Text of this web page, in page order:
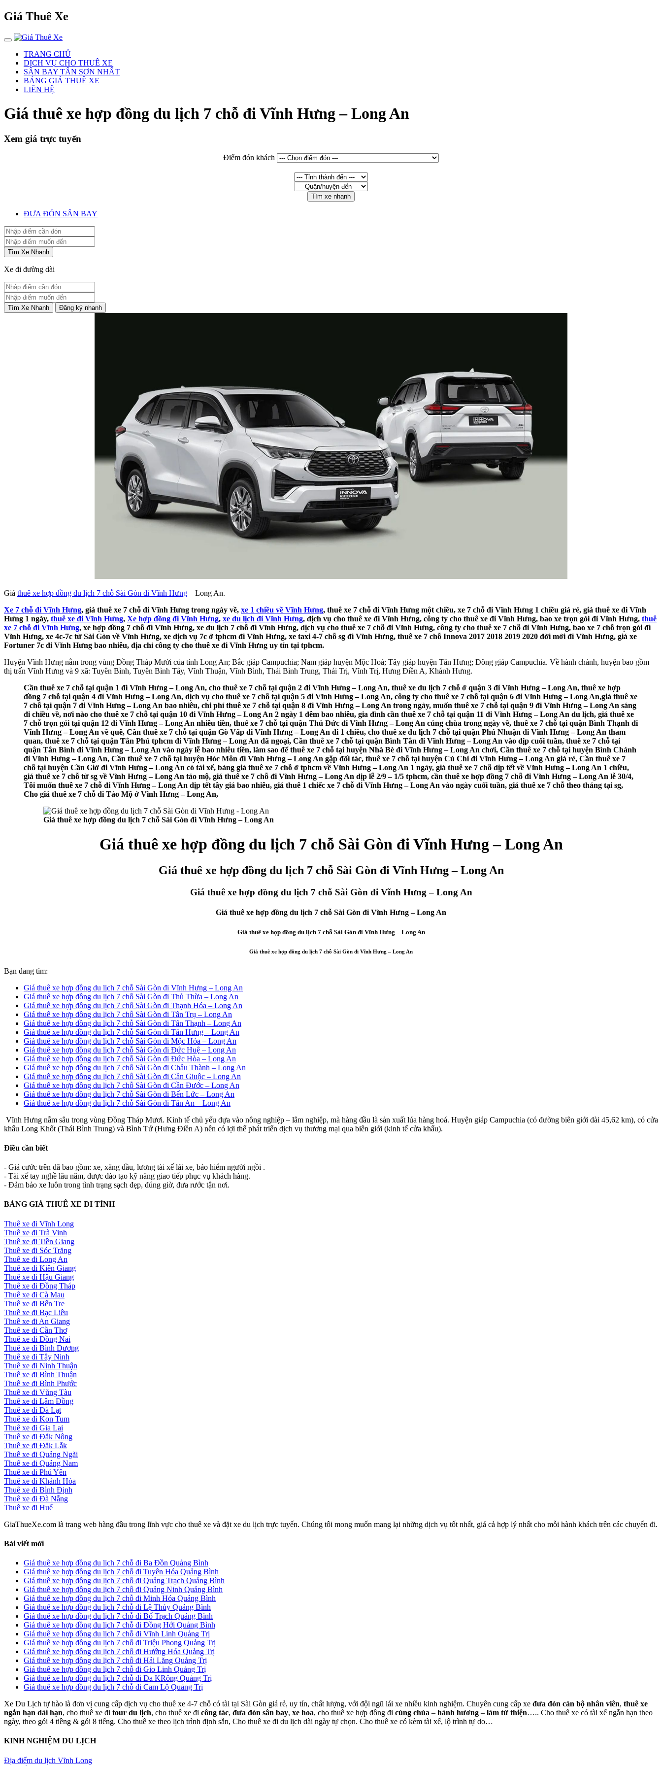
Giá Thuê Xe
TRANG CHỦ
DỊCH VỤ CHO THUÊ XE
SÂN BAY TÂN SƠN NHẤT
BẢNG GIÁ THUÊ XE
LIÊN HỆ
Giá thuê xe hợp đồng du lịch 7 chỗ đi Vĩnh Hưng – Long An
Xem giá trực tuyến
Điểm đón khách
Tìm xe nhanh
ĐƯA ĐÓN SÂN BAY
Tìm Xe Nhanh
Xe đi đường dài
Tìm Xe Nhanh Đăng ký nhanh
Giá thuê xe hợp đồng du lịch 7 chỗ Sài Gòn đi Vĩnh Hưng – Long An.
Xe 7 chỗ đi Vĩnh Hưng, giá thuê xe 7 chỗ đi Vĩnh Hưng trong ngày về, xe 1 chiều về Vĩnh Hưng, thuê xe 7 chỗ đi Vĩnh Hưng một chiều, xe 7 chỗ đi Vĩnh Hưng 1 chiều giá rẻ, giá thuê xe đi Vĩnh
Hưng 1 ngày, thuê xe đi Vĩnh Hưng, Xe hợp đồng đi Vĩnh Hưng, xe du lịch đi Vĩnh Hưng, dịch vụ cho thuê xe đi Vĩnh Hưng, công ty cho thuê xe đi Vĩnh Hưng, bao xe trọn gói đi Vĩnh Hưng, thuê
xe 7 chỗ đi Vĩnh Hưng, xe hợp đồng 7 chỗ đi Vĩnh Hưng, xe du lịch 7 chỗ đi Vĩnh Hưng, dịch vụ cho thuê xe 7 chỗ đi Vĩnh Hưng, công ty cho thuê xe 7 chỗ đi Vĩnh Hưng, bao xe 7 chỗ trọn gói đi
Vĩnh Hưng, xe 4c-7c từ Sài Gòn về Vĩnh Hưng, xe dịch vụ 7c ở tphcm đi Vĩnh Hưng, xe taxi 4-7 chỗ sg đi Vĩnh Hưng, thuê xe 7 chỗ Innova 2017 2018 2019 2020 đời mới đi Vĩnh Hưng, giá xe
Fortuner 7c đi Vĩnh Hưng bao nhiêu, địa chỉ công ty cho thuê xe đi Vĩnh Hưng uy tín tại tphcm.
Huyện Vĩnh Hưng nằm trong vùng Đồng Tháp Mười của tỉnh Long An; Bắc giáp Campuchia; Nam giáp huyện Mộc Hoá; Tây giáp huyện Tân Hưng; Đông giáp Campuchia. Về hành chánh, huyện bao gồm
thị trấn Vĩnh Hưng và 9 xã: Tuyên Bình, Tuyên Bình Tây, Vĩnh Thuận, Vĩnh Bình, Thái Bình Trung, Thái Trị, Vĩnh Trị, Hưng Điền A, Khánh Hưng.
Cần thuê xe 7 chỗ tại quận 1 đi Vĩnh Hưng – Long An, cho thuê xe 7 chỗ tại quận 2 đi Vĩnh Hưng – Long An, thuê xe du lịch 7 chỗ ở quận 3 đi Vĩnh Hưng – Long An, thuê xe hợp
đồng 7 chỗ tại quận 4 đi Vĩnh Hưng – Long An, dịch vụ cho thuê xe 7 chỗ tại quận 5 đi Vĩnh Hưng – Long An, công ty cho thuê xe 7 chỗ tại quận 6 đi Vĩnh Hưng – Long An,giá thuê xe
7 chỗ tại quận 7 đi Vĩnh Hưng – Long An bao nhiêu, chi phí thuê xe 7 chỗ tại quận 8 đi Vĩnh Hưng – Long An trong ngày, muốn thuê xe 7 chỗ tại quận 9 đi Vĩnh Hưng – Long An sáng
đi chiều về, nơi nào cho thuê xe 7 chỗ tại quận 10 đi Vĩnh Hưng – Long An 2 ngày 1 đêm bao nhiêu, gia đình cần thuê xe 7 chỗ tại quận 11 đi Vĩnh Hưng – Long An du lịch, giá thuê xe
7 chỗ trọn gói tại quận 12 đi Vĩnh Hưng – Long An nhiêu tiền, thuê xe 7 chỗ tại quận Thủ Đức đi Vĩnh Hưng – Long An cúng chùa trong ngày về, thuê xe 7 chỗ tại quận Bình Thạnh đi
Vĩnh Hưng – Long An về quê, Cần thuê xe 7 chỗ tại quận Gò Vấp đi Vĩnh Hưng – Long An đi 1 chiều, cho thuê xe du lịch 7 chỗ tại quận Phú Nhuận đi Vĩnh Hưng – Long An tham
quan, thuê xe 7 chỗ tại quận Tân Phú tphcm đi Vĩnh Hưng – Long An dã ngoại, Cần thuê xe 7 chỗ tại quận Bình Tân đi Vĩnh Hưng – Long An vào dịp cuối tuần, thuê xe 7 chỗ tại
quận Tân Bình đi Vĩnh Hưng – Long An vào ngày lễ bao nhiêu tiền, làm sao để thuê xe 7 chỗ tại huyện Nhà Bè đi Vĩnh Hưng – Long An chơi, Cần thuê xe 7 chỗ tại huyện Bình Chánh
đi Vĩnh Hưng – Long An, Cần thuê xe 7 chỗ tại huyện Hóc Môn đi Vĩnh Hưng – Long An gặp đối tác, thuê xe 7 chỗ tại huyện Củ Chi đi Vĩnh Hưng – Long An giá rẻ, Cần thuê xe 7
chỗ tại huyện Cần Giờ đi Vĩnh Hưng – Long An có tài xế, bảng giá thuê xe 7 chỗ ở tphcm về Vĩnh Hưng – Long An 1 ngày, giá thuê xe 7 chỗ dịp tết về Vĩnh Hưng – Long An 1 chiều,
giá thuê xe 7 chỗ từ sg về Vĩnh Hưng – Long An tảo mộ, giá thuê xe 7 chỗ đi Vĩnh Hưng – Long An dịp lễ 2/9 – 1/5 tphcm, cần thuê xe hợp đồng 7 chỗ đi Vĩnh Hưng – Long An lễ 30/4,
Tôi muốn thuê xe 7 chỗ đi Vĩnh Hưng – Long An dịp tết tây giá bao nhiêu, giá thuê 1 chiếc xe 7 chỗ đi Vĩnh Hưng – Long An vào ngày cuối tuần, giá thuê xe 7 chỗ theo tháng tại sg,
Cho giá thuê xe 7 chỗ đi Tảo Mộ ở Vĩnh Hưng – Long An,
Giá thuê xe hợp đồng du lịch 7 chỗ Sài Gòn đi Vĩnh Hưng – Long An
Giá thuê xe hợp đồng du lịch 7 chỗ Sài Gòn đi Vĩnh Hưng – Long An
Giá thuê xe hợp đồng du lịch 7 chỗ Sài Gòn đi Vĩnh Hưng – Long An
Giá thuê xe hợp đồng du lịch 7 chỗ Sài Gòn đi Vĩnh Hưng – Long An
Giá thuê xe hợp đồng du lịch 7 chỗ Sài Gòn đi Vĩnh Hưng – Long An
Giá thuê xe hợp đồng du lịch 7 chỗ Sài Gòn đi Vĩnh Hưng – Long An
Giá thuê xe hợp đồng du lịch 7 chỗ Sài Gòn đi Vĩnh Hưng – Long An
Bạn đang tìm:
Giá thuê xe hợp đồng du lịch 7 chỗ Sài Gòn đi Vĩnh Hưng – Long An
Giá thuê xe hợp đồng du lịch 7 chỗ Sài Gòn đi Thủ Thừa – Long An
Giá thuê xe hợp đồng du lịch 7 chỗ Sài Gòn đi Thạnh Hóa – Long An
Giá thuê xe hợp đồng du lịch 7 chỗ Sài Gòn đi Tân Trụ – Long An
Giá thuê xe hợp đồng du lịch 7 chỗ Sài Gòn đi Tân Thạnh – Long An
Giá thuê xe hợp đồng du lịch 7 chỗ Sài Gòn đi Tân Hưng – Long An
Giá thuê xe hợp đồng du lịch 7 chỗ Sài Gòn đi Mộc Hóa – Long An
Giá thuê xe hợp đồng du lịch 7 chỗ Sài Gòn đi Đức Huệ – Long An
Giá thuê xe hợp đồng du lịch 7 chỗ Sài Gòn đi Đức Hòa – Long An
Giá thuê xe hợp đồng du lịch 7 chỗ Sài Gòn đi Châu Thành – Long An
Giá thuê xe hợp đồng du lịch 7 chỗ Sài Gòn đi Cần Giuộc – Long An
Giá thuê xe hợp đồng du lịch 7 chỗ Sài Gòn đi Cần Đước – Long An
Giá thuê xe hợp đồng du lịch 7 chỗ Sài Gòn đi Bến Lức – Long An
Giá thuê xe hợp đồng du lịch 7 chỗ Sài Gòn đi Tân An – Long An
Vĩnh Hưng nằm sâu trong vùng Đồng Tháp Mươi. Kinh tế chủ yếu dựa vào nông nghiệp – lâm nghiệp, mà hàng đầu là sản xuất lúa hàng hoá. Huyện giáp Campuchia (có đường biên giới dài 45,62 km), có cửa
khẩu Long Khốt (Thái Bình Trung) và Bình Tứ (Hưng Điền A) nên có lợi thế phát triển dịch vụ thương mại qua biên giới (kinh tế cửa khẩu).
Điều cần biết
- Giá cước trên đã bao gồm: xe, xăng dầu, lương tài xế lái xe, bảo hiểm người ngồi .
- Tài xế tay nghề lâu năm, được đào tạo kỹ năng giao tiếp phục vụ khách hàng.
- Đảm bảo xe luôn trong tình trạng sạch đẹp, đúng giờ, đưa rước tận nơi.
BẢNG GIÁ THUÊ XE ĐI TỈNH
Thuê xe đi Vĩnh Long
Thuê xe đi Trà Vinh
Thuê xe đi Tiền Giang
Thuê xe đi Sóc Trăng
Thuê xe đi Long An
Thuê xe đi Kiên Giang
Thuê xe đi Hậu Giang
Thuê xe đi Đồng Tháp
Thuê xe đi Cà Mau
Thuê xe đi Bến Tre
Thuê xe đi Bạc Liêu
Thuê xe đi An Giang
Thuê xe đi Cần Thơ
Thuê xe đi Đồng Nai
Thuê xe đi Bình Dương
Thuê xe đi Tây Ninh
Thuê xe đi Ninh Thuận
Thuê xe đi Bình Thuận
Thuê xe đi Bình Phước
Thuê xe đi Vũng Tàu
Thuê xe đi Lâm Đồng
Thuê xe đi Đà Lạt
Thuê xe đi Kon Tum
Thuê xe đi Gia Lai
Thuê xe đi Đắk Nông
Thuê xe đi Đắk Lắk
Thuê xe đi Quảng Ngãi
Thuê xe đi Quảng Nam
Thuê xe đi Phú Yên
Thuê xe đi Khánh Hòa
Thuê xe đi Bình Định
Thuê xe đi Đà Nẵng
Thuê xe đi Huế
GiaThueXe.com là trang web hàng đầu trong lĩnh vực cho thuê xe và đặt xe du lịch trực tuyến. Chúng tôi mong muốn mang lại những dịch vụ tốt nhất, giá cả hợp lý nhất cho mỗi hành khách trên các chuyến đi.
Bài viết mới
Giá thuê xe hợp đồng du lịch 7 chỗ đi Ba Đồn Quảng Bình
Giá thuê xe hợp đồng du lịch 7 chỗ đi Tuyên Hóa Quảng Bình
Giá thuê xe hợp đồng du lịch 7 chỗ đi Quảng Trạch Quảng Bình
Giá thuê xe hợp đồng du lịch 7 chỗ đi Quảng Ninh Quảng Bình
Giá thuê xe hợp đồng du lịch 7 chỗ đi Minh Hóa Quảng Bình
Giá thuê xe hợp đồng du lịch 7 chỗ đi Lệ Thủy Quảng Bình
Giá thuê xe hợp đồng du lịch 7 chỗ đi Bố Trạch Quảng Bình
Giá thuê xe hợp đồng du lịch 7 chỗ đi Đồng Hới Quảng Bình
Giá thuê xe hợp đồng du lịch 7 chỗ đi Vĩnh Linh Quảng Trị
Giá thuê xe hợp đồng du lịch 7 chỗ đi Triệu Phong Quảng Trị
Giá thuê xe hợp đồng du lịch 7 chỗ đi Hướng Hóa Quảng Trị
Giá thuê xe hợp đồng du lịch 7 chỗ đi Hải Lăng Quảng Trị
Giá thuê xe hợp đồng du lịch 7 chỗ đi Gio Linh Quảng Trị
Giá thuê xe hợp đồng du lịch 7 chỗ đi Đa KRông Quảng Trị
Giá thuê xe hợp đồng du lịch 7 chỗ đi Cam Lộ Quảng Trị
Xe Du Lịch tự hào là đơn vị cung cấp dịch vụ cho thuê xe 4-7 chỗ có tài tại Sài Gòn giá rẻ, uy tín, chất lượng, với đội ngũ lái xe nhiều kinh nghiệm. Chuyên cung cấp xe đưa đón cán bộ nhân viên, thuê xe
ngắn hạn dài hạn, cho thuê xe đi tour du lịch, cho thuê xe đi công tác, đưa đón sân bay, xe hoa, cho thuê xe hợp đồng đi cúng chùa – hành hương – làm từ thiện….. Cho thuê xe có tài xế ngắn hạn theo
ngày, theo gói 4 tiềng & gói 8 tiếng. Cho thuê xe theo lịch trình định sẵn, Cho thuê xe đi du lịch dài ngày tự chọn. Cho thuê xe có kèm tài xế, lộ trình tự do…
KINH NGHIỆM DU LỊCH
Địa điểm du lịch Vĩnh Long